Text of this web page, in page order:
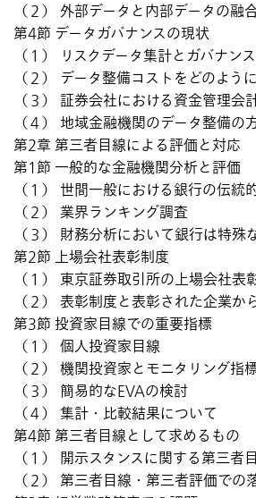
（２） 外部データと内部データの融
第4節 データガバナンスの現状
（１） リスクデータ集計とガバナンス
（２） データ整備コストをどのよう
（３） 証券会社における資金管理会
（４） 地域金融機関のデータ整備の
第2章 第三者目線による評価と対応
第1節 一般的な金融機関分析と評価
（１） 世間一般における銀行の伝統
（２） 業界ランキング調査
（３） 財務分析において銀行は特殊
第2節 上場会社表彰制度
（１） 東京証券取引所の上場会社表
（２） 表彰制度と表彰された企業か
第3節 投資家目線での重要指標
（１） 個人投資家目線
（２） 機関投資家とモニタリング指
（３） 簡易的なEVAの検討
（４） 集計・比較結果について
第4節 第三者目線として求めるもの
（１） 開示スタンスに関する第三者
（２） 第三者目線・第三者評価での